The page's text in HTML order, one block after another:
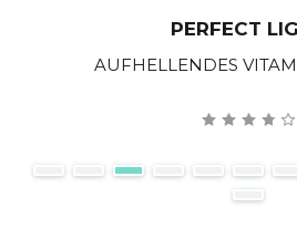
PERFECT
AUFHELLENDES